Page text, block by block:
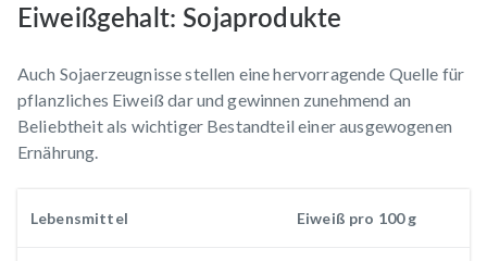
Eiweißgehalt: Sojaprodukte
Auch Sojaerzeugnisse stellen eine hervorragende Quelle für
pflanzliches Eiweiß dar und gewinnen zunehmend an
Beliebtheit als wichtiger Bestandteil einer ausgewogenen
Ernährung.
Lebensmittel Eiweiß pro 100 g